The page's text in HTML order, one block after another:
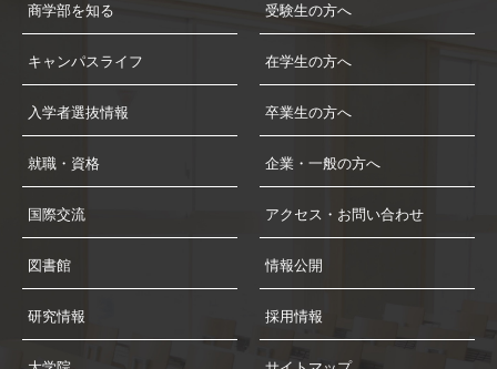
商学部を知る
キャンパスライフ
入学者選抜情報
就職・資格
受験生の方へ
在学生の方へ
卒業生の方へ
企業・一般の方へ
国際交流
図書館
研究情報
アクセス・お問い合わせ
情報公開
採用情報